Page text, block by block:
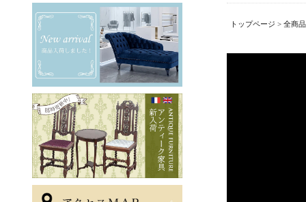
トップページ > 全商品